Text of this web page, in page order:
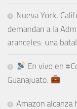
Nueva York,
demandan a la
aranceles: una
En vivo en
Guanajuato.
Amazon